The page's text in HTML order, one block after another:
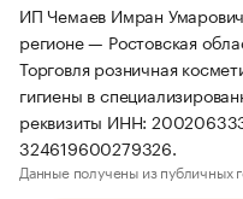
ИП Чемаев Имран
регионе — Ростовская
Торговля розничная
гигиены в
реквизиты ИНН:
324619600279326.
Данные получены из публичных